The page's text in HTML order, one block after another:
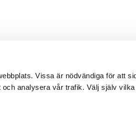
Vissa är nödvändiga för att
analysera vår trafik. Välj själv